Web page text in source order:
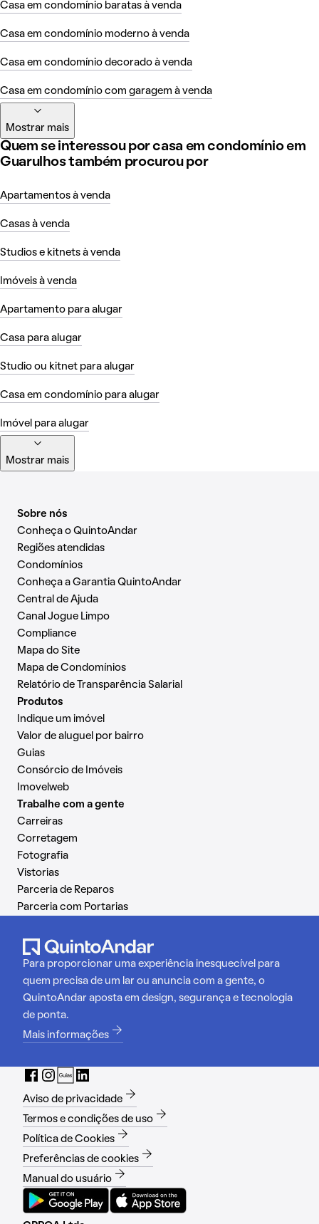
Casa em condomínio baratas à venda
Casa em condomínio moderno à venda
Casa em condomínio decorado à venda
Casa em condomínio com garagem à venda
Mostrar mais
Quem se interessou por casa em condomínio em
Guarulhos também procurou por
Apartamentos à venda
Casas à venda
Studios e kitnets à venda
Imóveis à venda
Apartamento para alugar
Casa para alugar
Studio ou kitnet para alugar
Casa em condomínio para alugar
Imóvel para alugar
Mostrar mais
Sobre nós
Conheça o QuintoAndar
Regiões atendidas
Condomínios
Conheça a Garantia QuintoAndar
Central de Ajuda
Canal Jogue Limpo
Compliance
Mapa do Site
Mapa de Condomínios
Relatório de Transparência Salarial
Produtos
Indique um imóvel
Valor de aluguel por bairro
Guias
Consórcio de Imóveis
Imovelweb
Trabalhe com a gente
Carreiras
Corretagem
Fotografia
Vistorias
Parceria de Reparos
Parceria com Portarias
Para proporcionar uma experiência inesquecível para
quem precisa de um lar ou anuncia com a gente, o
QuintoAndar aposta em design, segurança e tecnologia
de ponta.
Mais informações
Aviso de privacidade
Termos e condições de uso
Política de Cookies
Preferências de cookies
Manual do usuário